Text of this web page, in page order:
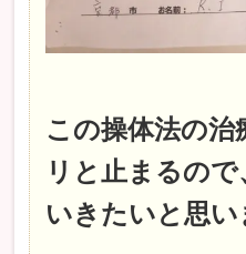
この操体法の治
リと止まるの
いきたいと思い